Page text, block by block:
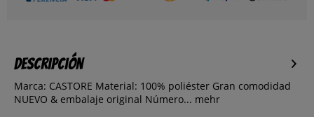
Descripción
Marca: CASTORE Material: 100% poliéster Gran comodidad
NUEVO & embalaje original Número... mehr